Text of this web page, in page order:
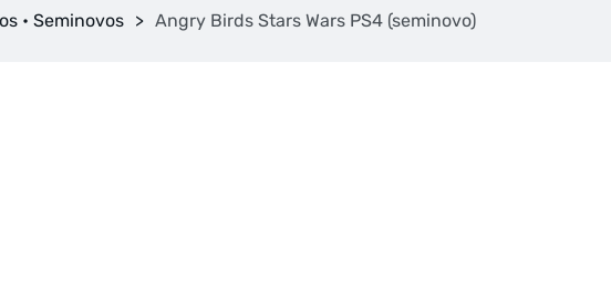
• Seminovos > Angry Birds Stars Wars PS4 (seminovo)